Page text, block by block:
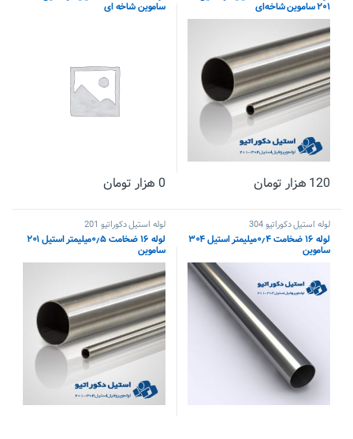
۲۰۱ ساموین شاخه‌ای
120 هزار تومان
ساموین شاخه ای
0 هزار تومان
لوله استیل دکوراتیو 304
لوله ۱۶ ضخامت ۰٫۴میلیمتر استیل ۳۰۴
ساموین
لوله استیل دکوراتیو 201
لوله ۱۶ ضخامت ۰٫۵میلیمتر استیل ۲۰۱
ساموین